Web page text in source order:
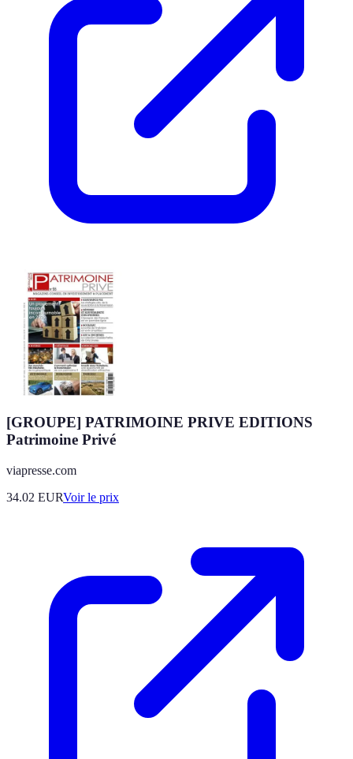
[GROUPE] PATRIMOINE PRIVE EDITIONS
Patrimoine Privé
viapresse.com
34.02 EURVoir le prix